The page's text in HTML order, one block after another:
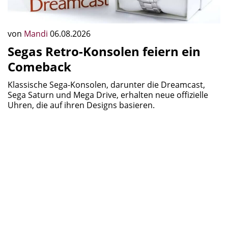
von Mandi 06.08.2026
Segas Retro-Konsolen feiern ein
Comeback
Klassische Sega-Konsolen, darunter die Dreamcast,
Sega Saturn und Mega Drive, erhalten neue offizielle
Uhren, die auf ihren Designs basieren.